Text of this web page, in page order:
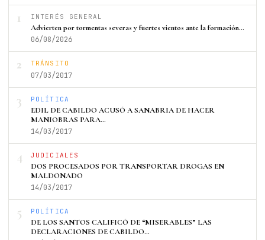
1 INTERÉS GENERAL
Advierten por tormentas severas y fuertes vientos ante la formación…
06/08/2026
2 TRÁNSITO
07/03/2017
3 POLÍTICA
EDIL DE CABILDO ACUSÓ A SANABRIA DE HACER
MANIOBRAS PARA…
14/03/2017
4 JUDICIALES
DOS PROCESADOS POR TRANSPORTAR DROGAS EN
MALDONADO
14/03/2017
5 POLÍTICA
DE LOS SANTOS CALIFICÓ DE “MISERABLES” LAS
DECLARACIONES DE CABILDO…